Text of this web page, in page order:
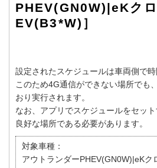
PHEV(GN0W)|eKク
EV(B3*W)］
設定されたスケジュールは車両側で時
このため4G通信ができない場所でも
おり実行されます。
なお、アプリでスケジュールをセッ
良好な場所である必要があります。
対象車種：
アウトランダーPHEV(GN0W)|eKク